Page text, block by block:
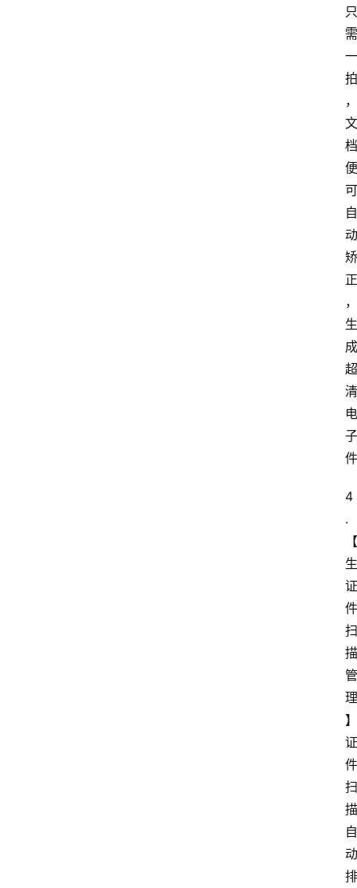
只
需
一
拍
，
文
档
便
可
自
动
矫
正
，
生
成
超
清
电
子
件
4
.
【
生
证
件
扫
描
管
理
】
证
件
扫
描
自
动
排